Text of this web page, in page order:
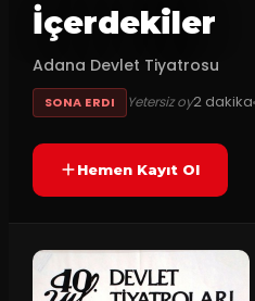
İçerdekiler
Adana Devlet Tiyatrosu
SONA ERDI Yetersiz oy2 dakika
Hemen Kayıt Ol